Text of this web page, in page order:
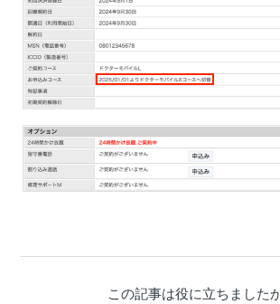
この記事は役に立ちました